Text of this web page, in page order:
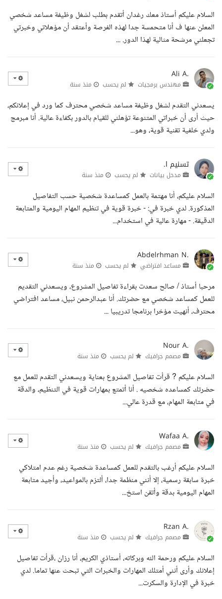
السلام عليكم أستاذ معك رغدان أتقدم بطلب لشغل وظيفة مساعد شخصي
المعلن عنها ف أنا متحمسة جدا لهذه الفرصة وأعتقد أن مؤهلاتي وخبرتي
تجعلني مرشحة مثالية لهذا الدور. ...
Ali A.
مهندس برمجيات لم يحسب منذ سنة
يسعدني التقدم لشغل وظيفة مساعد شخصي محترف كما ورد في إعلانكم،
حيث أرى أن خبراتي المتنوعة تؤهلني للقيام بالدور بكفاءة عالية. أنا مبرمج
ولدي خلفية تقنية قوية، وهو...
تسنيم ا.
مدخل بيانات لم يحسب منذ سنة
السلام عليكم، أنا مهتمة بالعمل كمساعدة شخصية حسب التفاصيل
المذكورة. لدي خبرة في: - خبرة قوية في تنظيم المهام اليومية والمتابعة
الدقيقة. - مهارة عالية في استخدام...
Abdelrhman N.
مساعد افتراضي لم يحسب منذ سنة
مرحبا أستاذ / صالح سعدت بقراءة تفاصيل المشروع، ويسعدني التقديم
للعمل كمساعد شخصي مع حضرتك. أنا عبدالرحمن نبيل، مساعد افتراضي
محترف، أنهيت مؤخرا برنامجا تدريبيا ...
Nour A.
مصمم جرافيك لم يحسب منذ سنة
السلام عليكم ? قرأت تفاصيل المشروع بعناية ويسعدني التقدم للعمل مع
حضرتك كمساعده شخصيه . أنا أتمتع بمهارات قوية في التنظيم، والدقة
في متابعة المهام، مع قدرة عالي...
Wafaa A.
مصمم جرافيك لم يحسب منذ سنة
السلام عليكم أرغب بالتقدم للعمل كمساعدة شخصية رغم عدم امتلاكي
خبرة سابقة رسمية، إلا أنني منظمة جدا، ألتزم بالمواعيد، وأجيد متابعة
المهام اليومية بدقة وأتقن استخ...
Rzan A.
مصمم جرافيك لم يحسب منذ سنة
السلام عليكم ورحمة الله وبركاته، أستاذي الكريم، أنا رزان ،قرأت تفاصيل
إعلانك وأرى أنني أمتلك المهارات والخبرات التي تبحث عنها تماما. لدي
خبرة في الإدارة والسكرت...